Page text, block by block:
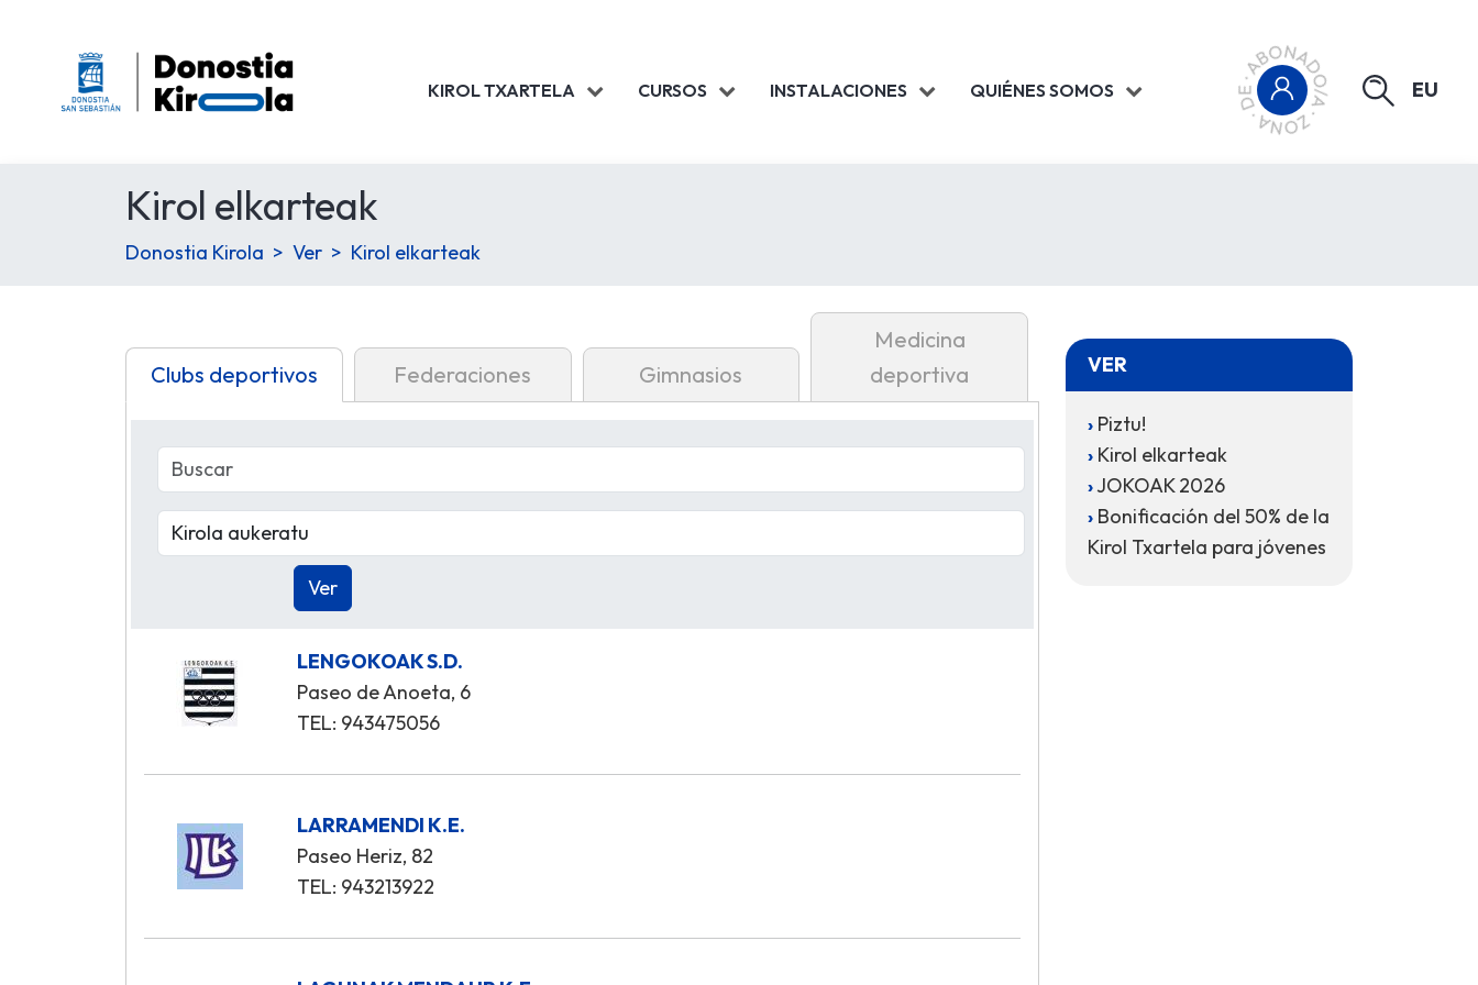
KIROL TXARTELA CURSOS INSTALACIONES QUIÉNES SOMOS EU
Kirol elkarteak
Donostia Kirola Ver Kirol elkarteak
Clubs deportivos Federaciones Gimnasios
Medicina
deportiva
LENGOKOAK S.D.
Paseo de Anoeta, 6
TEL: 943475056
LARRAMENDI K.E.
Paseo Heriz, 82
TEL: 943213922
VER
Piztu!
Kirol elkarteak
JOKOAK 2026
Bonificación del 50% de la
Kirol Txartela para jóvenes